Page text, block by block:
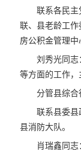
联系各民
联、县老龄工
房公积金管理中
刘秀光同
等方面的工作，
分管县综合
联系县委县
县消防大队。
肖瑞鑫同志